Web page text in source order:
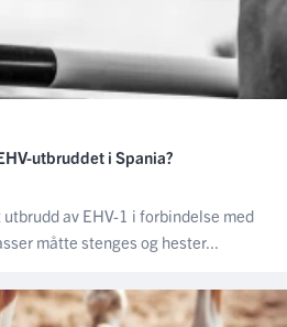
utbruddet i Spania?
av EHV-1 i forbindelse med
måtte stenges og hester...